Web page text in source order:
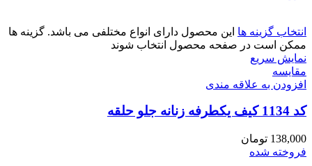
انتخاب گزینه ها این محصول دارای انواع مختلفی می باشد. گزینه ها
ممکن است در صفحه محصول انتخاب شوند
نمایش سریع
مقايسه
افزودن به علاقه مندی
کد 1134 کیف یکطرفه زنانه جلو حلقه
138,000 تومان
فروخته شده